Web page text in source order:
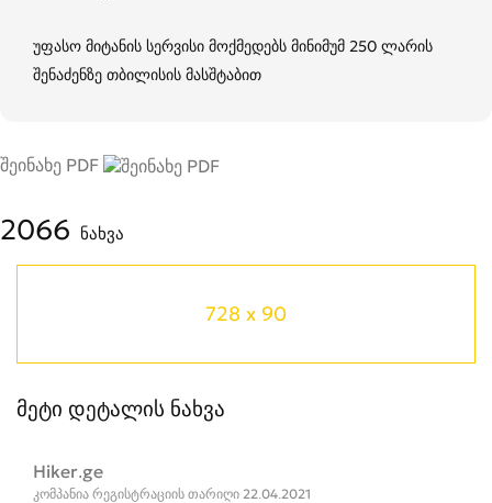
უფასო მიტანის სერვისი მოქმედებს მინიმუმ 250 ლარის
შენაძენზე თბილისის მასშტაბით
შეინახე PDF
2066 ნახვა
728 x 90
მეტი დეტალის ნახვა
Hiker.ge
კომპანია რეგისტრაციის თარიღი 22.04.2021